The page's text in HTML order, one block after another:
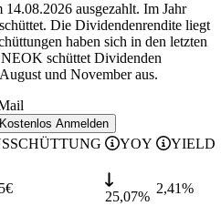
ausgezahlt. Im Jahr
Die Dividendenrendite liegt
haben sich in den letzten
schüttet Dividenden
und November aus.
Kostenlos Anmelden
YOY YIELD
€
25,07%
2,41%